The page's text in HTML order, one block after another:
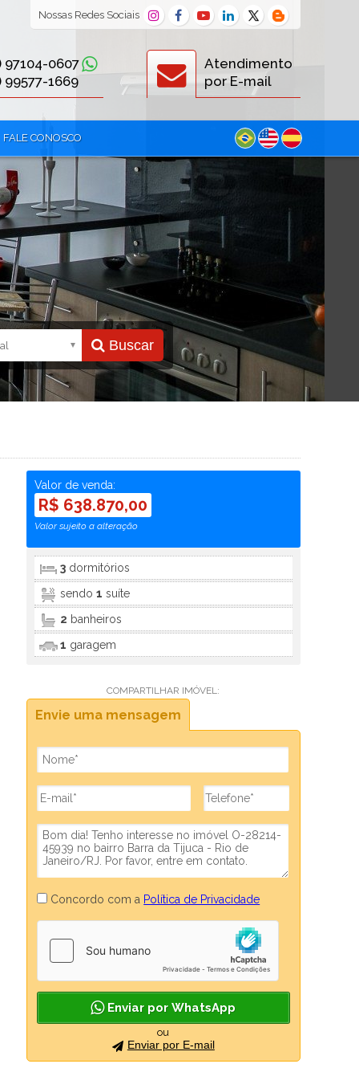
FALE CONOSCO
97104-0607
99577-1669
Atendimento
por E-mail
Nossas Redes Sociais
Buscar
Valor de venda:
R$ 638.870,00
Valor sujeito a alteração
3 dormitórios
sendo1 suíte
2 banheiros
1 garagem
COMPARTILHAR IMÓVEL:
Envie uma mensagem
Concordo com a Política de Privacidade
Enviar por WhatsApp
ou
Enviar por E-mail